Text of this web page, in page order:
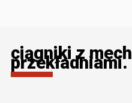
ciągniki z
przekładniami.